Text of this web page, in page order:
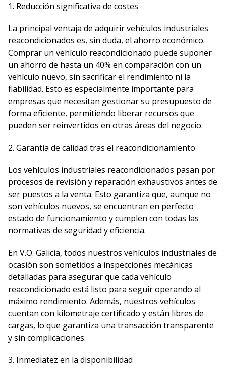
1. Reducción significativa de costes
La principal ventaja de adquirir vehículos industriales
reacondicionados es, sin duda, el ahorro económico.
Comprar un vehículo reacondicionado puede suponer
un ahorro de hasta un 40% en comparación con un
vehículo nuevo, sin sacrificar el rendimiento ni la
fiabilidad. Esto es especialmente importante para
empresas que necesitan gestionar su presupuesto de
forma eficiente, permitiendo liberar recursos que
pueden ser reinvertidos en otras áreas del negocio.
2. Garantía de calidad tras el reacondicionamiento
Los vehículos industriales reacondicionados pasan por
procesos de revisión y reparación exhaustivos antes de
ser puestos a la venta. Esto garantiza que, aunque no
son vehículos nuevos, se encuentran en perfecto
estado de funcionamiento y cumplen con todas las
normativas de seguridad y eficiencia.
En V.O. Galicia, todos nuestros vehículos industriales de
ocasión son sometidos a inspecciones mecánicas
detalladas para asegurar que cada vehículo
reacondicionado está listo para seguir operando al
máximo rendimiento. Además, nuestros vehículos
cuentan con kilometraje certificado y están libres de
cargas, lo que garantiza una transacción transparente
y sin complicaciones.
3. Inmediatez en la disponibilidad